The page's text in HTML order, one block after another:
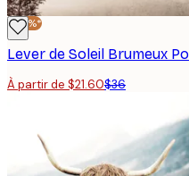
-40%*
À partir de $21.60$36